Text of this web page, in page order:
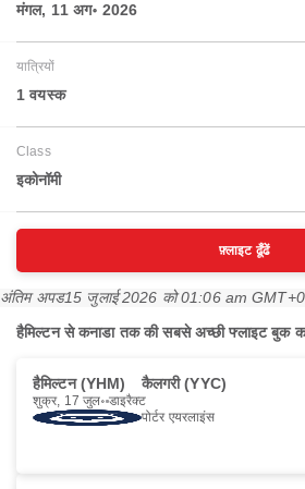
मंगल, 11 अग॰ 2026
यात्रियों
1 वयस्‍क
Class
इकोनॉमी
फ़्लाइट ढूँढें
अंतिम अपड15 जुलाई 2026 को 01:06 am
हैमिल्टन से कनाडा तक की सबसे अच्छी फ्लाइट बुक
हैमिल्टन (YHM) कैलगरी (YYC)
शुक्र, 17 जुल॰ डाइरैक्ट
पोर्टर एयरलाइंस